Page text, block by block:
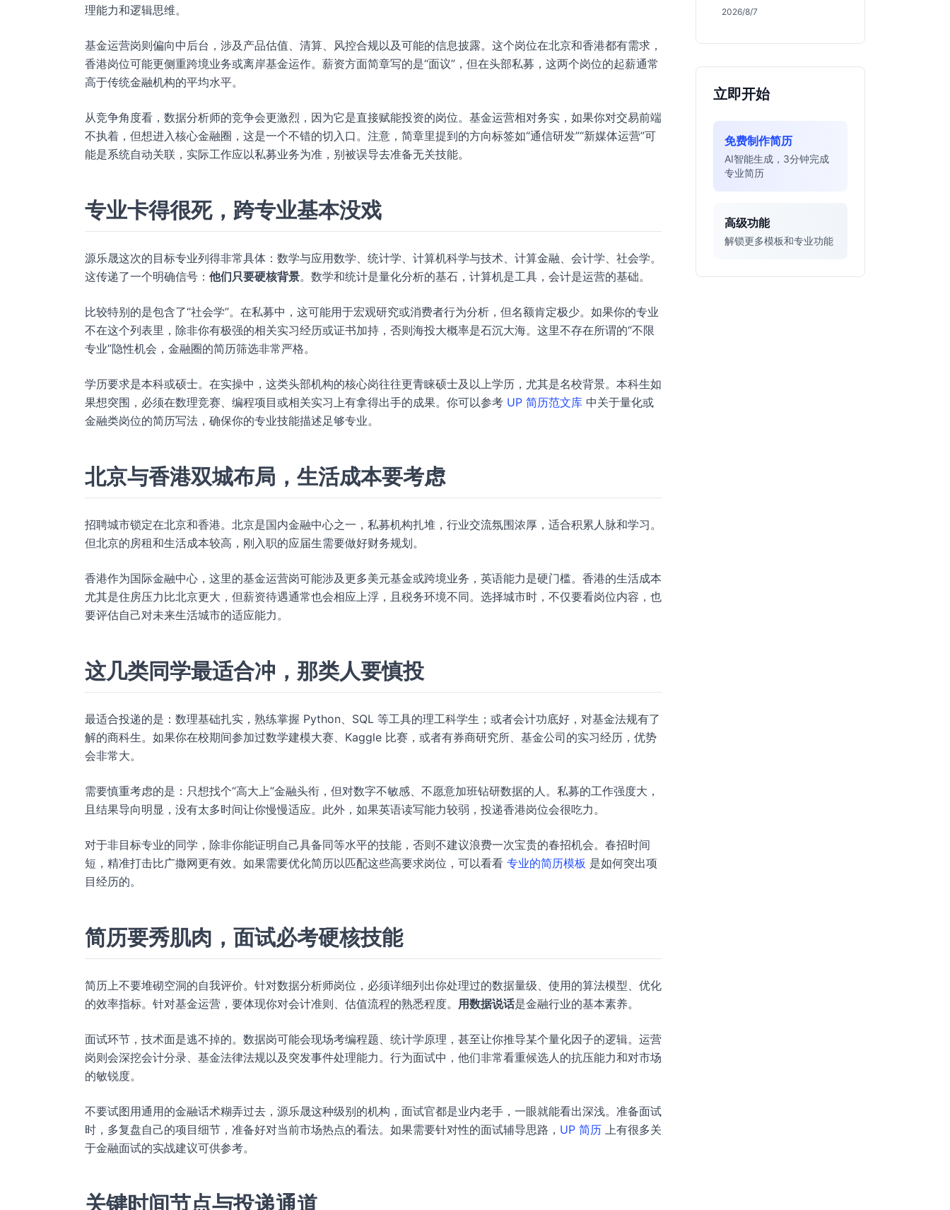
理能力和逻辑思维。
基金运营岗则偏向中后台，涉及产品估值、清算、风控合规以及可能的信息披露。这个岗位在北京和香港都有需求，
香港岗位可能更侧重跨境业务或离岸基金运作。薪资方面简章写的是“面议”，但在头部私募，这两个岗位的起薪通常
高于传统金融机构的平均水平。
从竞争角度看，数据分析师的竞争会更激烈，因为它是直接赋能投资的岗位。基金运营相对务实，如果你对交易前端
不执着，但想进入核心金融圈，这是一个不错的切入口。注意，简章里提到的方向标签如“通信研发”“新媒体运营”可
能是系统自动关联，实际工作应以私募业务为准，别被误导去准备无关技能。
专业卡得很死，跨专业基本没戏
源乐晟这次的目标专业列得非常具体：数学与应用数学、统计学、计算机科学与技术、计算金融、会计学、社会学。
这传递了一个明确信号： 他们只要硬核背景。数学和统计是量化分析的基石，计算机是工具，会计是运营的基础。
比较特别的是包含了“社会学”。在私募中，这可能用于宏观研究或消费者行为分析，但名额肯定极少。如果你的专业
不在这个列表里，除非你有极强的相关实习经历或证书加持，否则海投大概率是石沉大海。这里不存在所谓的“不限
专业”隐性机会，金融圈的简历筛选非常严格。
学历要求是本科或硕士。在实操中，这类头部机构的核心岗往往更青睐硕士及以上学历，尤其是名校背景。本科生如
果想突围，必须在数理竞赛、编程项目或相关实习上有拿得出手的成果。你可以参考 UP 简历范文库 中关于量化或
金融类岗位的简历写法，确保你的专业技能描述足够专业。
北京与香港双城布局，生活成本要考虑
招聘城市锁定在北京和香港。北京是国内金融中心之一，私募机构扎堆，行业交流氛围浓厚，适合积累人脉和学习。
但北京的房租和生活成本较高，刚入职的应届生需要做好财务规划。
香港作为国际金融中心，这里的基金运营岗可能涉及更多美元基金或跨境业务，英语能力是硬门槛。香港的生活成本
尤其是住房压力比北京更大，但薪资待遇通常也会相应上浮，且税务环境不同。选择城市时，不仅要看岗位内容，也
要评估自己对未来生活城市的适应能力。
这几类同学最适合冲，那类人要慎投
最适合投递的是：数理基础扎实，熟练掌握 Python、SQL 等工具的理工科学生；或者会计功底好，对基金法规有了
解的商科生。如果你在校期间参加过数学建模大赛、Kaggle 比赛，或者有券商研究所、基金公司的实习经历，优势
会非常大。
需要慎重考虑的是：只想找个“高大上”金融头衔，但对数字不敏感、不愿意加班钻研数据的人。私募的工作强度大，
且结果导向明显，没有太多时间让你慢慢适应。此外，如果英语读写能力较弱，投递香港岗位会很吃力。
对于非目标专业的同学，除非你能证明自己具备同等水平的技能，否则不建议浪费一次宝贵的春招机会。春招时间
短，精准打击比广撒网更有效。如果需要优化简历以匹配这些高要求岗位，可以看看 专业的简历模板 是如何突出项
目经历的。
简历要秀肌肉，面试必考硬核技能
简历上不要堆砌空洞的自我评价。针对数据分析师岗位，必须详细列出你处理过的数据量级、使用的算法模型、优化
的效率指标。针对基金运营，要体现你对会计准则、估值流程的熟悉程度。 用数据说话是金融行业的基本素养。
面试环节，技术面是逃不掉的。数据岗可能会现场考编程题、统计学原理，甚至让你推导某个量化因子的逻辑。运营
岗则会深挖会计分录、基金法律法规以及突发事件处理能力。行为面试中，他们非常看重候选人的抗压能力和对市场
的敏锐度。
不要试图用通用的金融话术糊弄过去，源乐晟这种级别的机构，面试官都是业内老手，一眼就能看出深浅。准备面试
时，多复盘自己的项目细节，准备好对当前市场热点的看法。如果需要针对性的面试辅导思路， UP 简历 上有很多关
于金融面试的实战建议可供参考。
关键时间节点与投递通道
非技术管培生。本文解析
你判断是否值得投递。
2026/8/7
立即开始
免费制作简历
AI智能生成，3分钟完成
专业简历
高级功能
解锁更多模板和专业功能